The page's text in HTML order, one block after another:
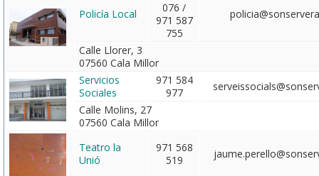
Policía Local
076 /
971 587
755
Calle Llorer, 3
07560 Cala Millor
Servicios
Sociales
971 584
977
Calle Molins, 27
07560 Cala Millor
Teatro la
Unió
971 568
519